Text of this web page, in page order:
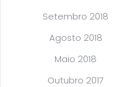
Setembro 2018
Agosto 2018
Maio 2018
Outubro 2017